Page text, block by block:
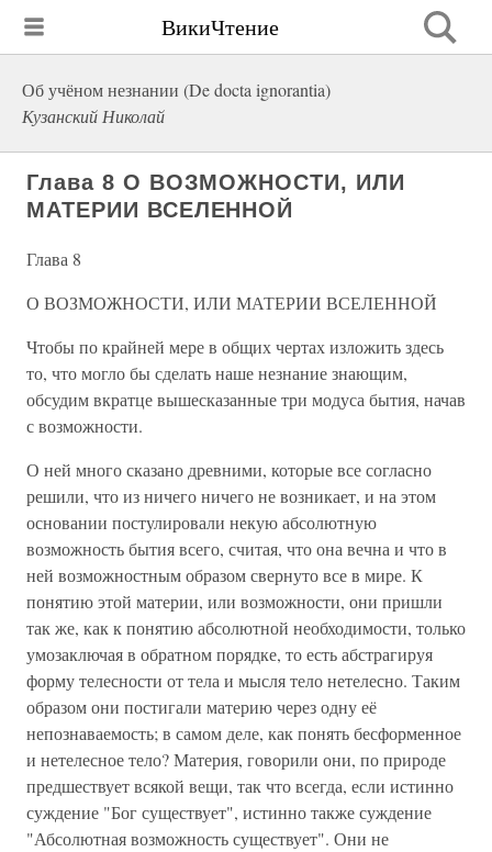
ВикиЧтение
Об учёном незнании (De docta ignorantia)
Кузанский Николай
Глава 8 О ВОЗМОЖНОСТИ, ИЛИ
МАТЕРИИ ВСЕЛЕННОЙ
Глава 8
О ВОЗМОЖНОСТИ, ИЛИ МАТЕРИИ ВСЕЛЕННОЙ
Чтобы по крайней мере в общих чертах изложить здесь
то, что могло бы сделать наше незнание знающим,
обсудим вкратце вышесказанные три модуса бытия, начав
с возможности.
О ней много сказано древними, которые все согласно
решили, что из ничего ничего не возникает, и на этом
основании постулировали некую абсолютную
возможность бытия всего, считая, что она вечна и что в
ней возможностным образом свернуто все в мире. К
понятию этой материи, или возможности, они пришли
так же, как к понятию абсолютной необходимости, только
умозаключая в обратном порядке, то есть абстрагируя
форму телесности от тела и мысля тело нетелесно. Таким
образом они постигали материю через одну её
непознаваемость; в самом деле, как понять бесформенное
и нетелесное тело? Материя, говорили они, по природе
предшествует всякой вещи, так что всегда, если истинно
суждение "Бог существует", истинно также суждение
"Абсолютная возможность существует". Они не